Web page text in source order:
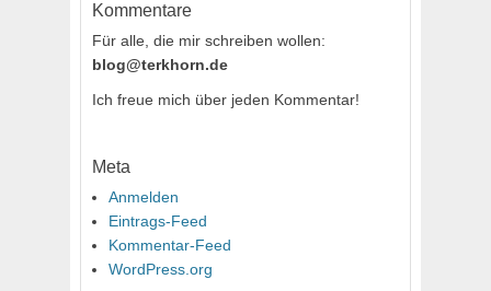
Kommentare
Für alle, die mir schreiben wollen:
blog@terkhorn.de
Ich freue mich über jeden Kommentar!
Meta
Anmelden
Eintrags-Feed
Kommentar-Feed
WordPress.org